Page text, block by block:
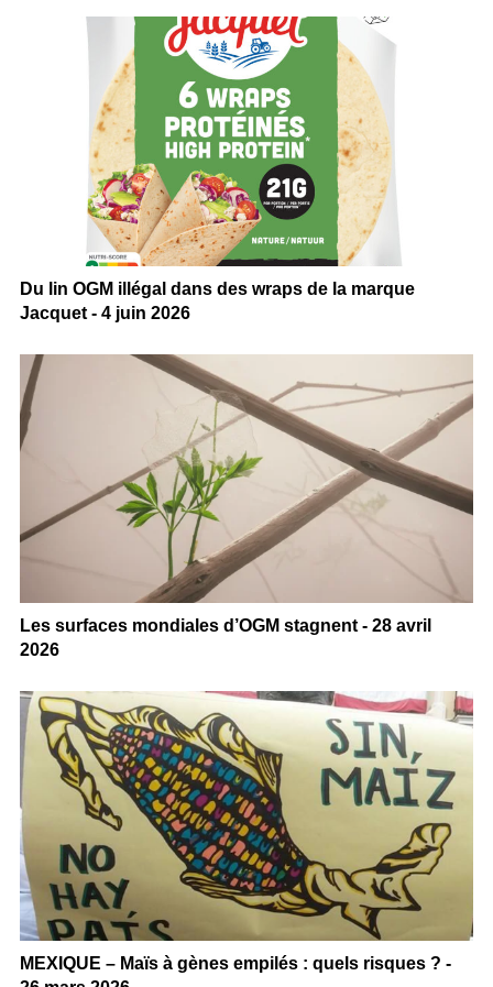
Du lin OGM illégal dans des wraps de la marque
Jacquet - 4 juin 2026
Les surfaces mondiales d’OGM stagnent - 28 avril
2026
MEXIQUE – Maïs à gènes empilés : quels risques ? -